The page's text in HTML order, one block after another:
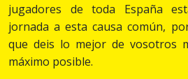
jugadores de toda España
jornada a esta causa común,
que deis lo mejor de vosotros
máximo posible.